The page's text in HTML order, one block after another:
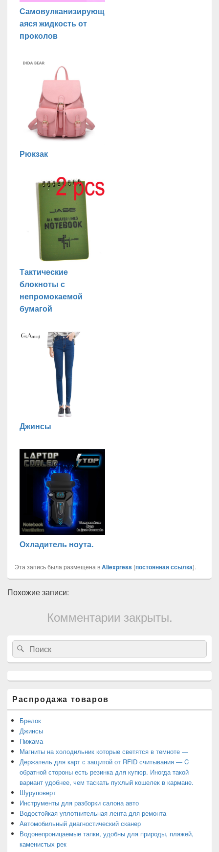
Самовулканизирующ
аяся жидкость от
проколов
Рюкзак
Тактические
блокноты с
непромокаемой
бумагой
Джинсы
Охладитель ноута.
Эта запись была размещена вAliexpress (постоянная ссылка).
Похожие записи:
Комментарии закрыты.
Область
основной
боковой
панели
Search
for:
Search
Распродажа товаров
Брелок
Джинсы
Пижама
Магниты на холодильник которые светятся в темноте —
Держатель для карт с защитой от RFID считывания — C
обратной стороны есть резинка для купюр. Иногда такой
вариант удобнее, чем таскать пухлый кошелек в кармане.
Шуруповерт
Инструменты для разборки салона авто
Водостойкая уплотнительная лента для ремонта
Автомобильный диагностический сканер
Водонепроницаемые тапки, удобны для природы, пляжей,
каменистых рек